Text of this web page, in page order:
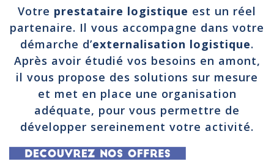
Votre prestataire logistique est un réel
partenaire. Il vous accompagne dans votre
démarche d’externalisation logistique.
Après avoir étudié vos besoins en amont,
il vous propose des solutions sur mesure
et met en place une organisation
adéquate, pour vous permettre de
développer sereinement votre activité.